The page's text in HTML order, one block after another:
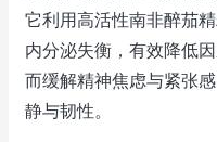
它利用高活性南非醉茄
内分泌失衡，有效降低
而缓解精神焦虑与紧张
静与韧性。